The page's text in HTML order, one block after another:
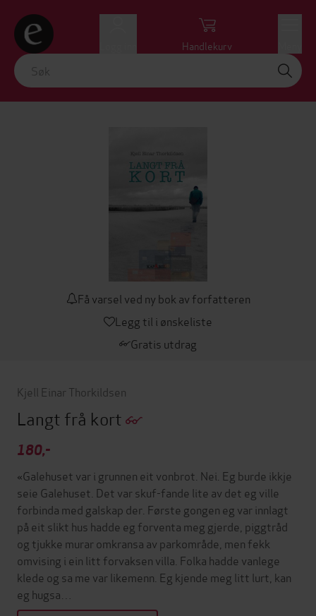
Handlekurv
Få varsel ved ny bok av forfatteren
Legg til i ønskeliste
Gratis utdrag
Kjell Einar Thorkildsen
Langt frå kort
180,-
«Galehuset var i grunnen eit vonbrot. Nei. Eg burde ikkje
seie Galehuset. Det var skuf-fande lite av det eg ville
forbinda med galskap der. Første gongen eg var innlagt
på eit slikt hus hadde eg forventa meg gjerde, piggtråd
og tjukke murar omkransa av parkområde, men fekk
omvising i ein litt forvaksen villa. Folka hadde vanlege
klede og sa me var likemenn. Eg kjende meg litt lurt, kan
eg hugsa…